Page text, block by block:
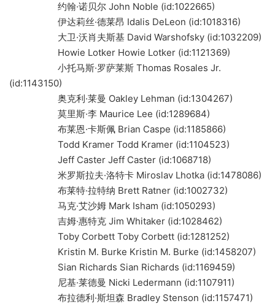
约翰·诺贝尔 John Noble (id:1022665)
伊达莉丝·德莱昂 Idalis DeLeon (id:1018316)
大卫·沃肖夫斯基 David Warshofsky (id:1032209)
Howie Lotker Howie Lotker (id:1121369)
小托马斯·罗萨莱斯 Thomas Rosales Jr.
(id:1143150)
奥克利·莱曼 Oakley Lehman (id:1304267)
莫里斯·李 Maurice Lee (id:1289684)
布莱恩·卡斯佩 Brian Caspe (id:1185866)
Todd Kramer Todd Kramer (id:1104523)
Jeff Caster Jeff Caster (id:1068718)
米罗斯拉夫·洛特卡 Miroslav Lhotka (id:1478086)
布莱特·拉特纳 Brett Ratner (id:1002732)
马克·艾沙姆 Mark Isham (id:1050293)
吉姆·惠特克 Jim Whitaker (id:1028462)
Toby Corbett Toby Corbett (id:1281252)
Kristin M. Burke Kristin M. Burke (id:1458207)
Sian Richards Sian Richards (id:1169459)
尼基·莱德曼 Nicki Ledermann (id:1107911)
布拉德利·斯坦森 Bradley Stenson (id:1157471)